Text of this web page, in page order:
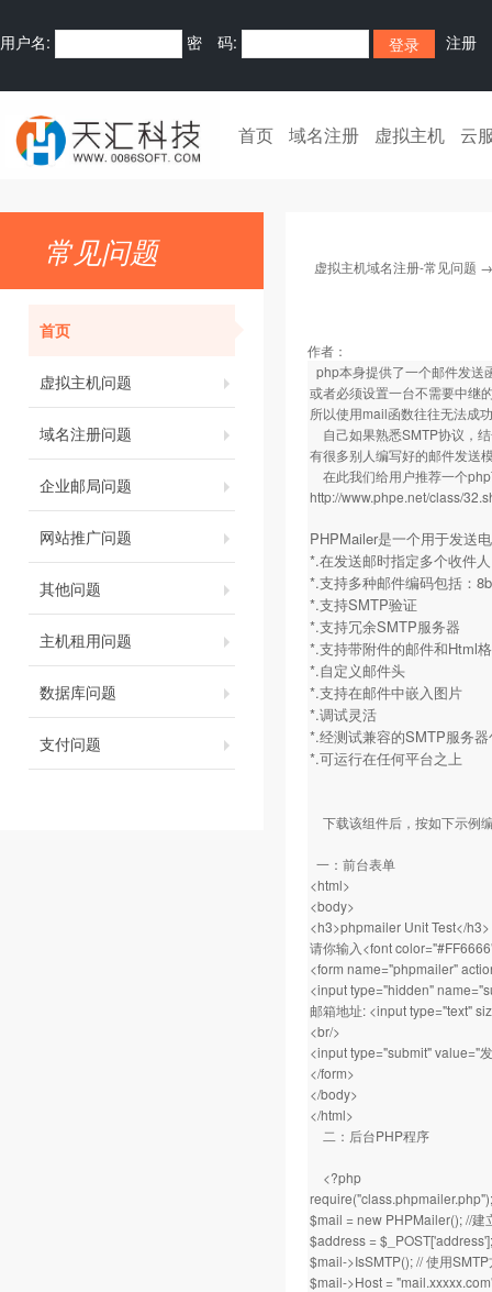
用户名: 密 码: 注册
首页 域名注册 虚拟主机 云
常见问题
首页
虚拟主机问题
域名注册问题
企业邮局问题
网站推广问题
其他问题
主机租用问题
数据库问题
支付问题
虚拟主机域名注册-常见问题
作者：
php本身提供了一个邮件发送
或者必须设置一台不需要中继
所以使用mail函数往往无法成
自己如果熟悉SMTP协议，
有很多别人编写好的邮件发送
在此我们给用户推荐一个
http://www.phpe.net/class/
PHPMailer是一个用于发送
*.在发送邮时指定多个收件
*.支持多种邮件编码包括：
*.支持SMTP验证
*.支持冗余SMTP服务器
*.支持带附件的邮件和Html
*.自定义邮件头
*.支持在邮件中嵌入图片
*.调试灵活
*.经测试兼容的SMTP服务
*.可运行在任何平台之上
下载该组件后，按如下示例
一：前台表单
<html>
<body>
<h3>phpmailer Unit Test</h3>
请你输入<font
<form name="phpmailer"
<input type="hidden"
邮箱地址: <input type="text"
<br/>
<input type="submit" value="
</form>
</body>
</html>
二：后台PHP程序
<?php
$mail = new PHPMailer(); //建
$address = $_POST['address'];
$mail->IsSMTP(); // 使用
$mail->Host =